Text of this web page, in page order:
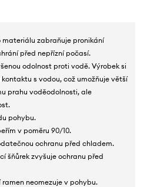
zabraňuje pronikání
před nepřízní počasí.
odolnost proti vodě. Výrobek si
s vodou, což umožňuje větší
prahu voděodolnosti, ale
pohybu.
v poměru 90/10.
ochranu před chladem.
šňůrek zvyšuje ochranu před
neomezuje v pohybu.